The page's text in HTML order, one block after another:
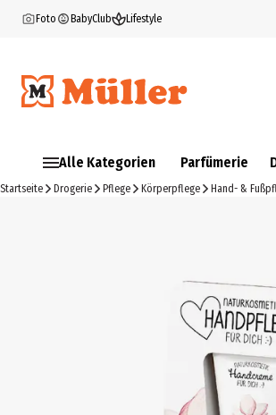
Foto BabyClub Lifestyle
Alle Kategorien Parfümerie
Startseite Drogerie Pflege Körperpflege Hand- &